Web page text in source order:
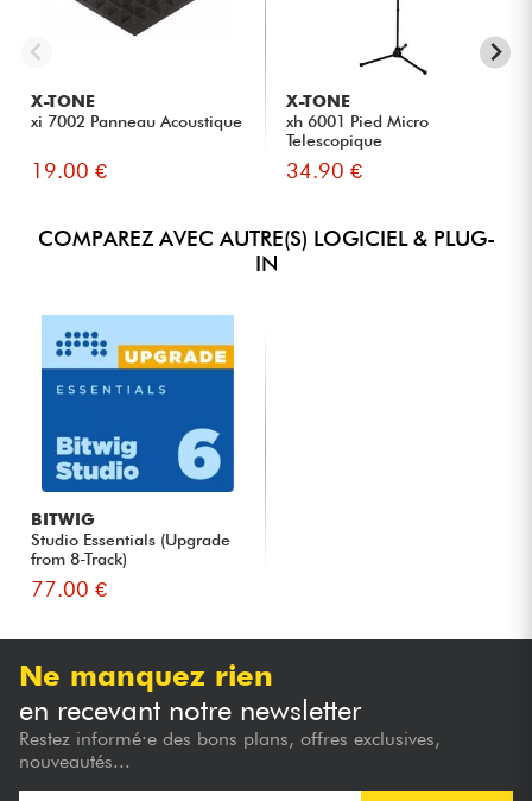
X-TONE
xi 7002 Panneau Acoustique
19.00 €
X-TONE
xh 6001 Pied Micro
Telescopique
34.90 €
COMPAREZ AVEC AUTRE(S) LOGICIEL & PLUG-
IN
BITWIG
Studio Essentials (Upgrade
from 8-Track)
77.00 €
Ne manquez rien
en recevant notre newsletter
Restez informé·e des bons plans, offres exclusives,
nouveautés...